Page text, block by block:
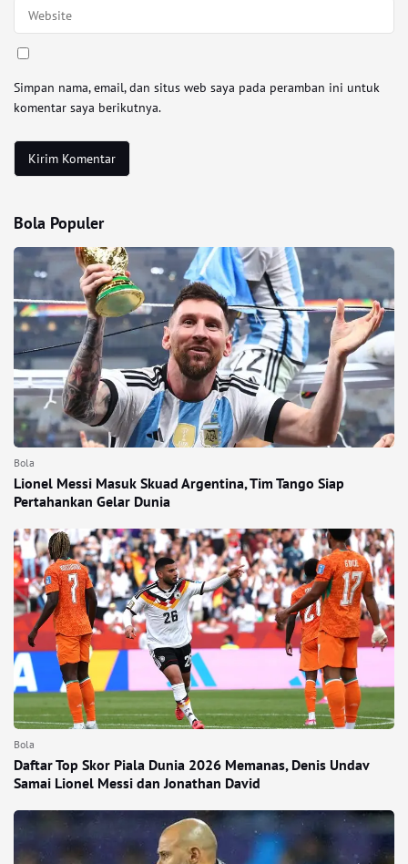
Simpan nama, email, dan situs web saya pada peramban ini untuk
komentar saya berikutnya.
Bola Populer
Bola
Lionel Messi Masuk Skuad Argentina, Tim Tango Siap
Pertahankan Gelar Dunia
Bola
Daftar Top Skor Piala Dunia 2026 Memanas, Denis Undav
Samai Lionel Messi dan Jonathan David